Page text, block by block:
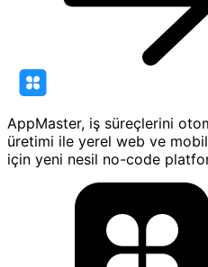
AppMaster, iş süreçlerini
üretimi ile yerel web ve
için yeni nesil no-code